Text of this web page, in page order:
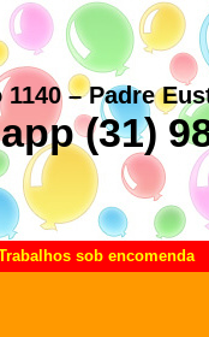
– Padre
(31)
sob encomenda